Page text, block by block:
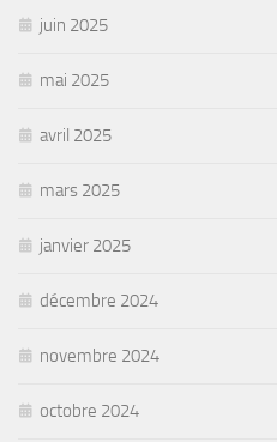
juin 2025
mai 2025
avril 2025
mars 2025
janvier 2025
décembre 2024
novembre 2024
octobre 2024